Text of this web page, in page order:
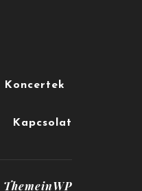
Koncertek
Kapcsolat
ThemeinWP